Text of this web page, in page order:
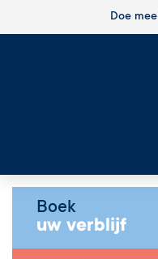
Doe mee
Boek
uw verblijf